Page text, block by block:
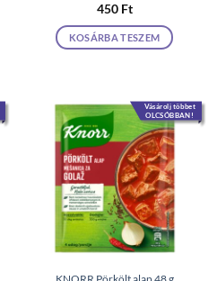
450 Ft
KOSÁRBA TESZEM
Vásárolj többet
OLCSÓBBAN!